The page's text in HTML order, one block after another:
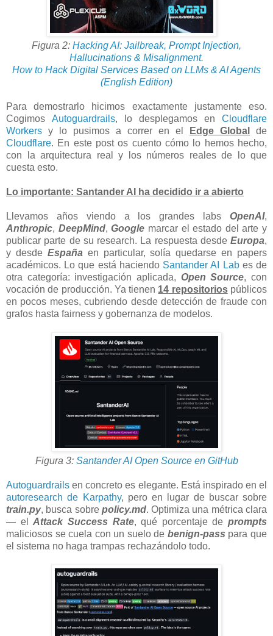
Figura 2: Hacking AI: Jailbreak, Prompt Injection,
Hallucinations & Misalignment.
How to Hack Digital Services Based on LLMs & AI Agents
(English Edition)
Para demostrarlo hicimos exactamente justamente eso.
Cogimos Autoguardrails, lo desplegamos en Cloudflare
Workers y lo pusimos a correr en el Edge Global
de
Cloudflare. En este post os cuento cómo lo hemos hecho,
con la arquitectura real y los números reales de lo que
cuesta esto.
Lo importante: Santander AI ha decidido ir a abierto
Llevamos años viendo a los grandes labs OpenAI,
Anthropic, DeepMind,Google marcar el estado del arte y
publicar parte de su research. La respuesta desde Europa,
y desde España en particular, solía quedarse en papers
académicos. Lo que está haciendo Santander AI Labes de
otra categoría: investigación aplicada, Open Source, con
vocación de producción. Ya tienen 14 repositoriospúblicos
en pocos meses, cubriendo desde detección de fraude con
grafos hasta fairness y gobernanza de modelos.
Figura 3: Santander AI Open Source en GitHub
Autoguardrails en concreto es elegante. Está inspirado en el
autoresearch de Karpathy, pero en lugar de buscar sobre
train.py, busca sobre policy.md. Optimiza una métrica clara
— elAttack Success Rate, qué porcentaje de prompts
maliciosos se cuela con un suelo de benign-pass para que
el sistema no haga trampas rechazándolo todo.